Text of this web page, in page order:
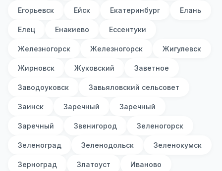
Егорьевск Ейск Екатеринбург Елань
Елец Енакиево Ессентуки
Железногорск Железногорск Жигулевск
Жирновск Жуковский Заветное
Заводоуковск Завьяловский сельсовет
Заинск Заречный Заречный
Заречный Звенигород Зеленогорск
Зеленоград Зеленодольск Зеленокумск
Зерноград Златоуст Иваново